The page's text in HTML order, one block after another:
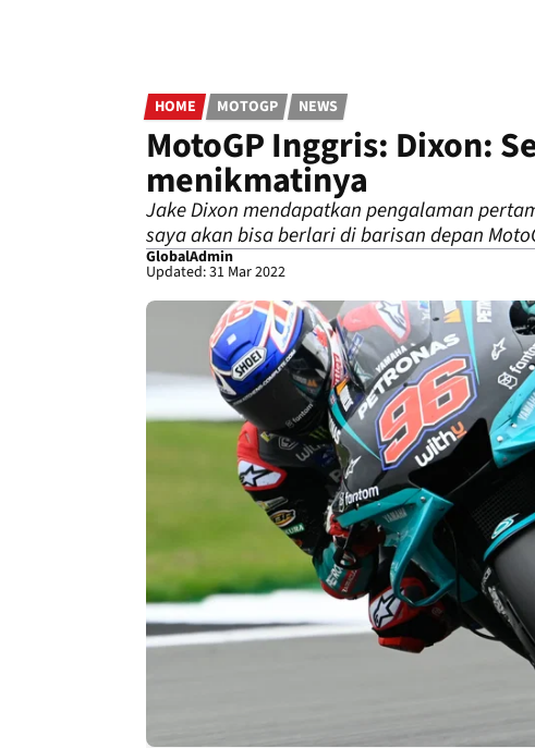
HOME MOTOGP NEWS
MotoGP Inggris: Dixon:
menikmatinya
Jake Dixon mendapatkan pengalaman
saya akan bisa berlari di barisan depan
GlobalAdmin
Updated: 31 Mar 2022